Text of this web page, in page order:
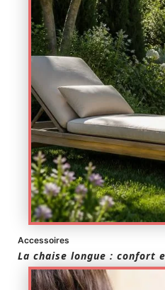
Accessoires
La chaise longue : confort